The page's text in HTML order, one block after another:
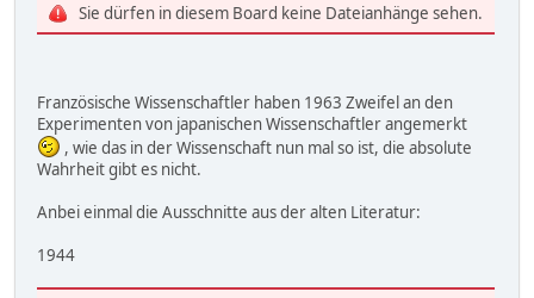
Sie dürfen in diesem Board keine Dateianhänge sehen.
Französische Wissenschaftler haben 1963 Zweifel an den
Experimenten von japanischen Wissenschaftler angemerkt
, wie das in der Wissenschaft nun mal so ist, die absolute
Wahrheit gibt es nicht.
Anbei einmal die Ausschnitte aus der alten Literatur:
1944